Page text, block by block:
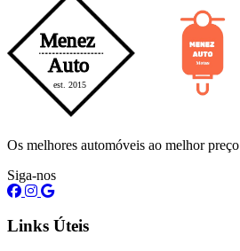
Os melhores automóveis ao melhor preço
Siga-nos
Links Úteis